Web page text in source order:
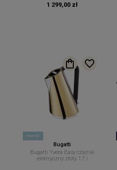
1 299,00 zł
nowość
Bugatti
Bugatti Yvera Easy czajnik
elektryczny złoty 1,7 l